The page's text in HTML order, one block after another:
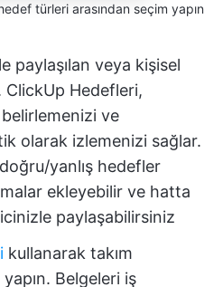
türleri arasından seçim yapın
paylaşılan veya kişisel
Hedefleri,
ve
olarak izlemenizi sağlar.
yanlış hedefler
ekleyebilir ve hatta
paylaşabilirsiniz
kullanarak takım
Belgeleri iş